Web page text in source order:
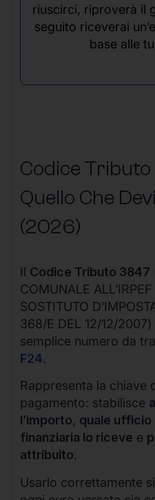
riuscirci, riproverà il
seguito riceverai
base alle
Codice
Quello Che
(2026)
Il Codice Tributo 3847
COMUNALE ALL’IRPEF
SOSTITUTO
368/E DEL 12/12/
semplice numero da
F24.
Rappresenta la chiave
pagamento: stabilisce
l’importo, quale ufficio
finanziaria lo riceve e
attribuito.
Usarlo correttamente